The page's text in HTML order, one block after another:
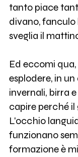
tanto piace
divano, fanculo
sveglia il
Ed eccomi
esplodere, in
invernali, birra
capire perché il
L'occhio
funzionano
formazione è